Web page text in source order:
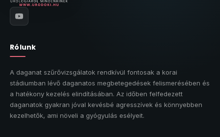
Rólunk
A daganat szűrővizsgálatok rendkívül fontosak a korai
stádiumban lévő daganatos megbetegedések felismerésében és
a hatékony kezelés elindításában. Az időben felfedezett
daganatok gyakran jóval kevésbé agresszívek és könnyebben
kezelhetők, ami növeli a gyógyulás esélyeit.